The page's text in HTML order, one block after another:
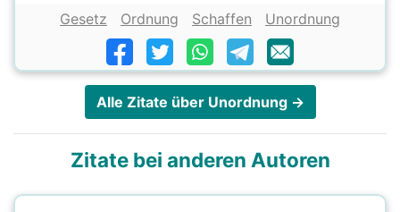
Gesetz Ordnung Schaffen Unordnung
Alle Zitate über Unordnung →
Zitate bei anderen Autoren